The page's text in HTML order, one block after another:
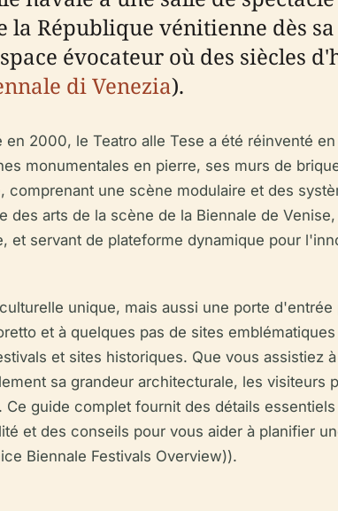
République vénitienne dès
évocateur où des siècles
di Venezia).
2000, le Teatro alle Tese a été réinventé
monumentales en pierre, ses murs de
une scène modulaire et des
arts de la scène de la Biennale de
et servant de plateforme dynamique pour
unique, mais aussi une porte d'entrée
et à quelques pas de sites
et sites historiques. Que vous assistiez
sa grandeur architecturale, les visiteurs
guide complet fournit des détails
et des conseils pour vous aider à planifier
Biennale Festivals Overview)).